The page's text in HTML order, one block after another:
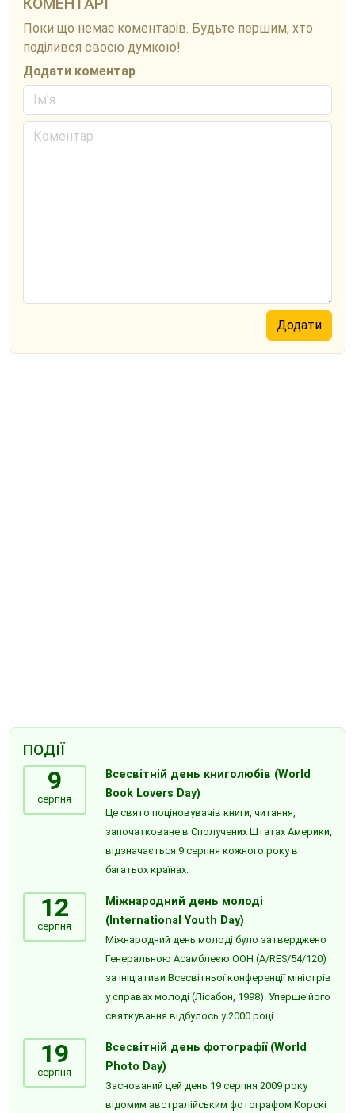
Поки що немає коментарів. Будьте першим, хто
поділився своєю думкою!
Додати коментар
ПОДІЇ
9
серпня
Всесвітній день книголюбів (World
Book Lovers Day)
Це свято поціновувачів книги, читання,
започатковане в Сполучених Штатах Америки,
відзначається 9 серпня кожного року в
багатьох країнах.
12
серпня
Міжнародний день молоді
(International Youth Day)
Міжнародний день молоді було затверджено
Генеральною Асамблеєю ООН (A/RES/54/120)
за ініціативи Всесвітньої конференції міністрів
у справах молоді (Лісабон, 1998). Уперше його
святкування відбулось у 2000 році.
19
серпня
Всесвітній день фотографії (World
Photo Day)
Заснований цей день 19 серпня 2009 року
відомим австралійським фотографом Корскі